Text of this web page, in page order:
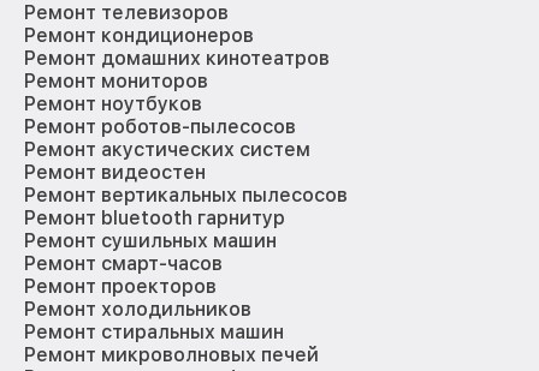
Ремонт телевизоров
Ремонт кондиционеров
Ремонт домашних кинотеатров
Ремонт мониторов
Ремонт ноутбуков
Ремонт роботов-пылесосов
Ремонт акустических систем
Ремонт видеостен
Ремонт вертикальных пылесосов
Ремонт bluetooth гарнитур
Ремонт сушильных машин
Ремонт смарт-часов
Ремонт проекторов
Ремонт холодильников
Ремонт стиральных машин
Ремонт микроволновых печей